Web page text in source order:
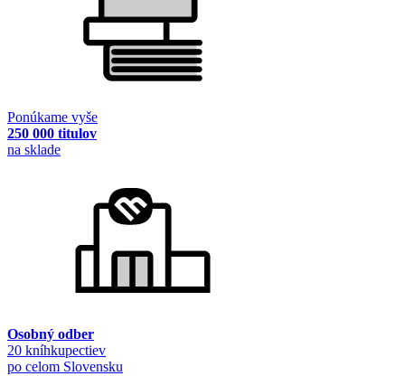
Ponúkame vyše
250 000 titulov
na sklade
Osobný odber
20 kníhkupectiev
po celom Slovensku